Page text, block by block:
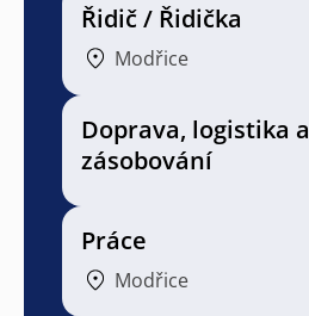
Řidič / Řidička
Modřice
Doprava, logistika a
zásobování
Práce
Modřice